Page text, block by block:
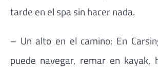
tarde en el spa sin hacer nada.
– Un alto en el camino: En
puede navegar, remar en kayak,